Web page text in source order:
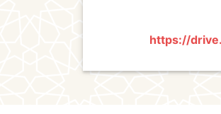
https://